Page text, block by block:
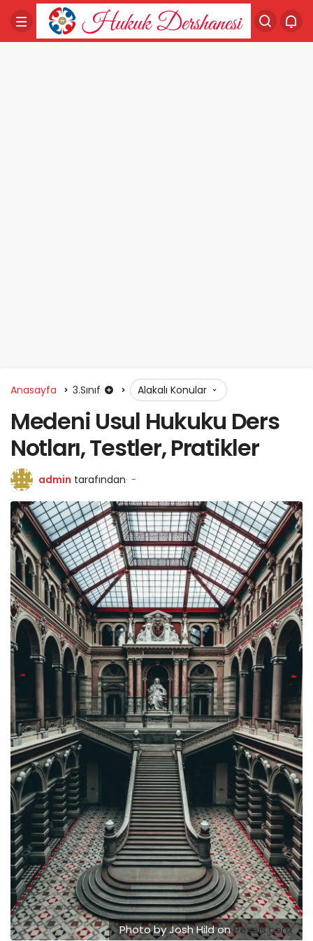
Anasayfa 3.Sınıf Alakalı Konular
Medeni Usul Hukuku Ders
Notları, Testler, Pratikler
admin tarafından -
Photo by Josh Hild onPexels.com